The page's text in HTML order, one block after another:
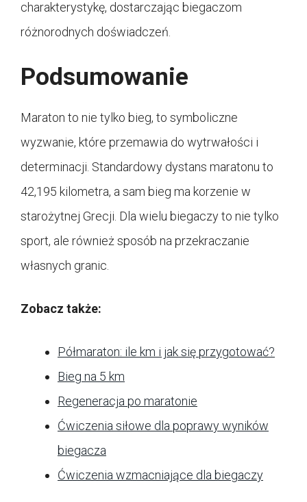
charakterystykę, dostarczając biegaczom
różnorodnych doświadczeń.
Podsumowanie
Maraton to nie tylko bieg, to symboliczne
wyzwanie, które przemawia do wytrwałości i
determinacji. Standardowy dystans maratonu to
42,195 kilometra, a sam bieg ma korzenie w
starożytnej Grecji. Dla wielu biegaczy to nie tylko
sport, ale również sposób na przekraczanie
własnych granic.
Zobacz także:
Półmaraton: ile km i jak się przygotować?
Bieg na 5 km
Regeneracja po maratonie
Ćwiczenia siłowe dla poprawy wyników
biegacza
Ćwiczenia wzmacniające dla biegaczy